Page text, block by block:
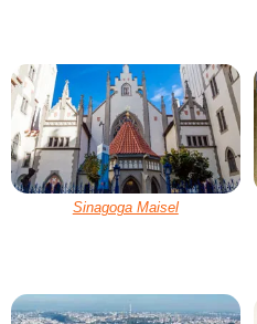
Sinagoga Maisel